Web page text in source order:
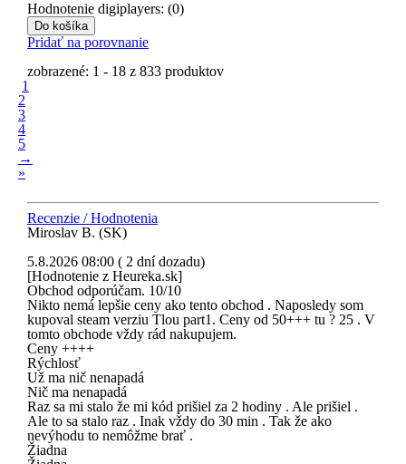
Hodnotenie digiplayers: (0)
Do košíka
Pridať na porovnanie
zobrazené: 1 - 18 z 833 produktov
1
2
3
4
5
→
»
Recenzie / Hodnotenia
Miroslav B. (SK)
5.8.2026 08:00 ( 2 dní dozadu)
[Hodnotenie z Heureka.sk]
Obchod odporúčam. 10/10
Nikto nemá lepšie ceny ako tento obchod . Naposledy som
kupoval steam verziu Tlou part1. Ceny od 50+++ tu ? 25 . V
tomto obchode vždy rád nakupujem.
Ceny ++++
Rýchlosť
Už ma nič nenapadá
Nič ma nenapadá
Raz sa mi stalo že mi kód prišiel za 2 hodiny . Ale prišiel .
Ale to sa stalo raz . Inak vždy do 30 min . Tak že ako
nevýhodu to nemôžme brať .
Žiadna